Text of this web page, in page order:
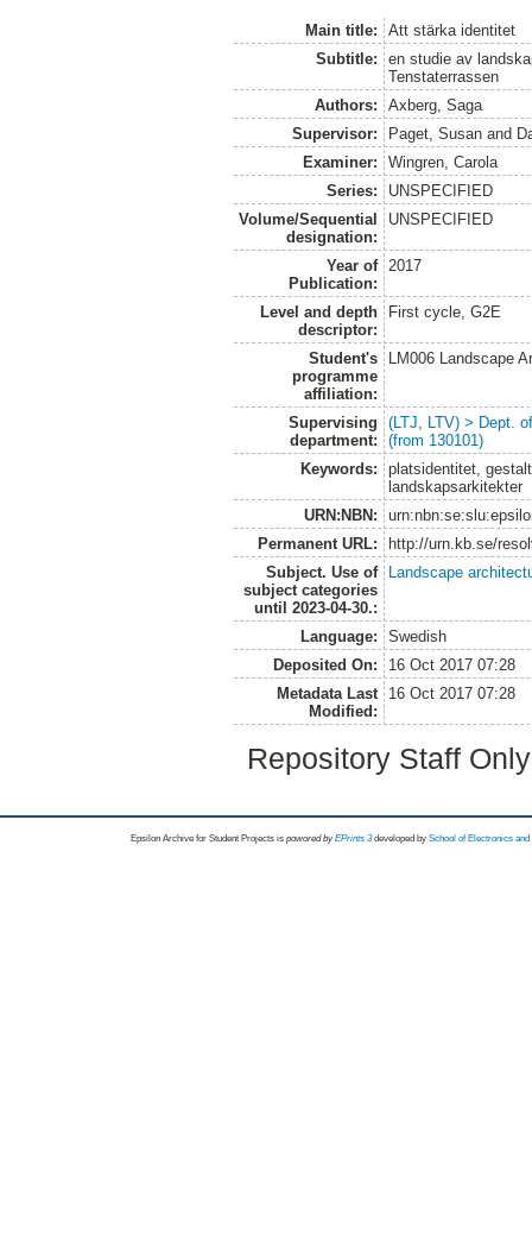
Main title:
Att stärka identitet
Subtitle:
en studie av
Tenstaterrassen
Authors:
Axberg, Saga
Supervisor:
Paget, Susan and
Examiner:
Wingren, Carola
Series:
UNSPECIFIED
Volume/Sequential
designation:
UNSPECIFIED
Year of
Publication:
2017
Level and depth
descriptor:
First cycle, G2E
Student's
programme
affiliation:
LM006 Landscape
Supervising
department:
(LTJ, LTV) > Dept.
(from 130101)
Keywords:
platsidentitet,
landskapsarkitekter
URN:NBN:
Permanent URL:
http://urn.kb.se/
Subject. Use of
subject categories
until 2023-04-30.:
Landscape
Language:
Swedish
Deposited On:
16 Oct 2017 07:28
Metadata Last
Modified:
16 Oct 2017 07:28
Repository Staff
Epsilon Archive for Student Projects is powored byEPrints 3 developed by School of Electronics